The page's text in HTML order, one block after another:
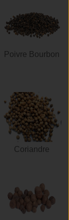
Poivre Bourbon
Coriandre